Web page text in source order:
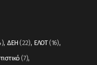
ΔΕΗ (22) ΕΛΟΤ(16)
(7)